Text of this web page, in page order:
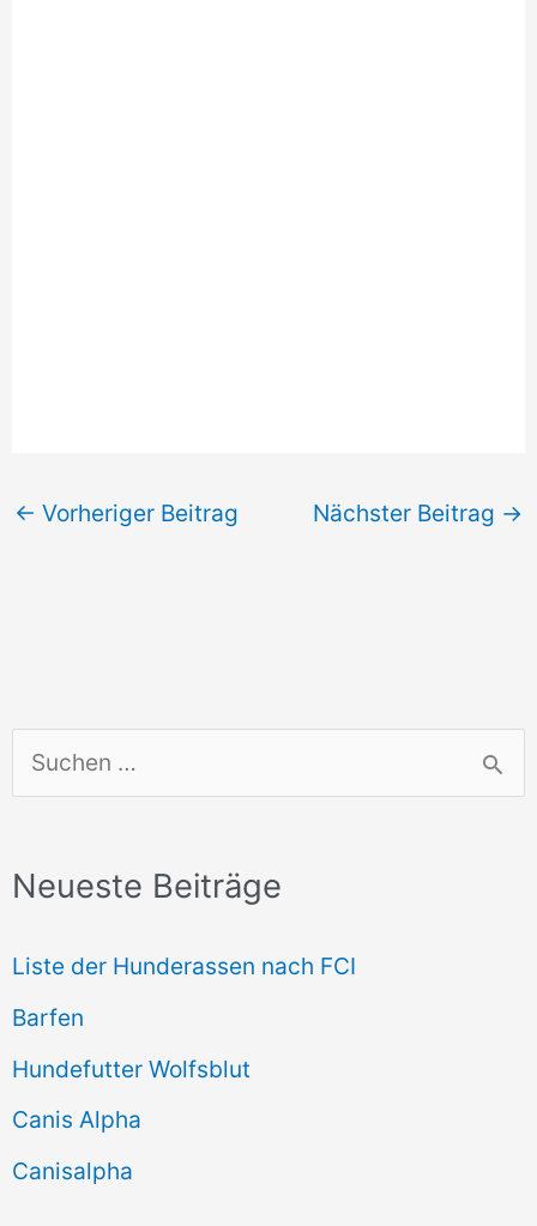
u
h
n
n
a
c
h
Neueste Beiträge
Liste der Hunderassen nach FCI
Barfen
Hundefutter Wolfsblut
Canis Alpha
Canisalpha
← Vorheriger Beitrag Nächster Beitrag →